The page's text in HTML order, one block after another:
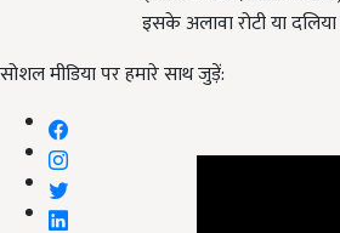
सोशल मीडिया पर हमारे साथ जुड़ें:
इसके अलावा रोटी या